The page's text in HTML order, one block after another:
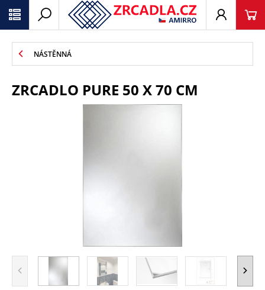
NÁSTĚNNÁ
ZRCADLO PURE 50 X 70 CM